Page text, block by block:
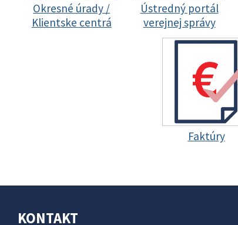
Okresné úrady /
Klientske centrá
Ústredný portál
verejnej správy
Faktúry
KONTAKT